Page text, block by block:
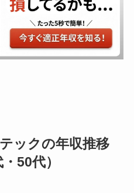
ックの年収推移
50代）